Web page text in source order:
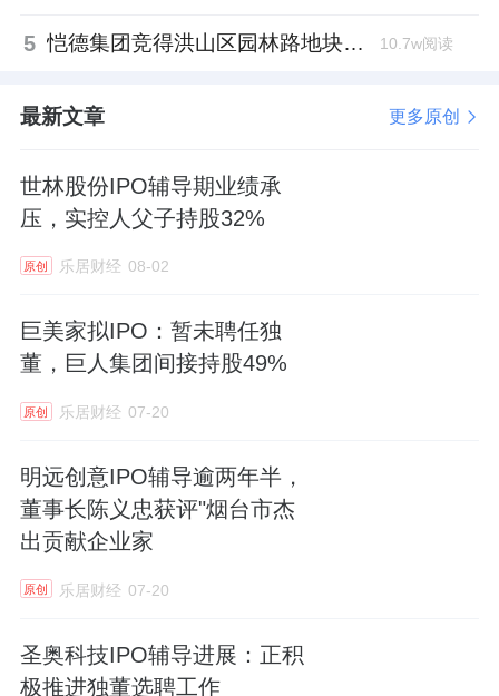
5 恺德集团竞得洪山区园林路地块，引入贝好家C2M产品定位及营销服务 10.7w阅读
最新文章 更多原创
世林股份IPO辅导期业绩承
压，实控人父子持股32%
原创 乐居财经 08-02
巨美家拟IPO：暂未聘任独
董，巨人集团间接持股49%
原创 乐居财经 07-20
明远创意IPO辅导逾两年半，
董事长陈义忠获评"烟台市杰
出贡献企业家
原创 乐居财经 07-20
圣奥科技IPO辅导进展：正积
极推进独董选聘工作